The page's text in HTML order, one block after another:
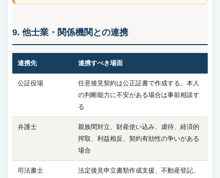
9. 他士業・関係機関との連携
連携先 連携すべき場面
公証役場
任意後見契約は公正証書で作成する。本人
の判断能力に不安がある場合は事前相談す
る
弁護士
親族間対立、財産使い込み、虐待、経済的
搾取、利益相反、契約有効性の争いがある
場合
司法書士
法定後見申立書類作成支援、不動産登記、